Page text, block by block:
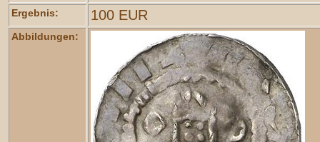
Ergebnis: 100 EUR
Abbildungen: